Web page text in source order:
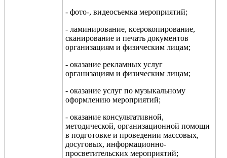
- фото-, видеосъемка мероприятий;
- ламинирование, ксерокопирование,
сканирование и печать документов
организациям и физическим лицам;
- оказание рекламных услуг
организациям и физическим лицам;
- оказание услуг по музыкальному
оформлению мероприятий;
- оказание консультативной,
методической, организационной помощи
в подготовке и проведении массовых,
досуговых, информационно-
просветительских мероприятий;